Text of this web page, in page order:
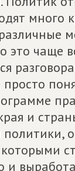
много
это чаще
и
и